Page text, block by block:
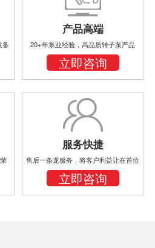
备
产品高端
20+年泵业经验，高品质转子泵产品
立即咨询
服务快捷
售后一条龙服务，将客户利益让在首位
立即咨询